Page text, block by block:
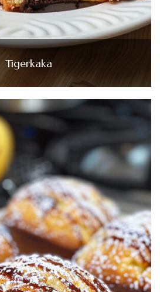
Tigerkaka